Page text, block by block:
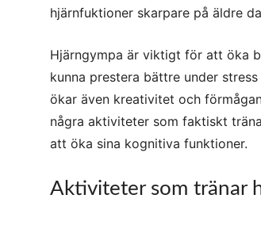
hjärnfuktioner skarpare på äldre
Hjärngympa är viktigt för att öka
kunna prestera bättre under
ökar även kreativitet och
några aktiviteter som faktiskt
att öka sina kognitiva funktioner.
Aktiviteter som tränar